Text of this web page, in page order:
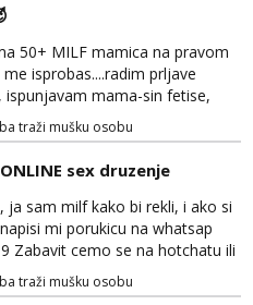
50+ MILF mamica na pravom
isprobas....radim prljave
ispunjavam mama-sin fetise,
saljem ti svoje gole
ako zelis, a mozes i dobiti gacice
me zamolis... 🔥🫦 NE RADIM
na wapp 091 548 3275,
da ispunim sve tvoje zelje 😽
traži mušku osobu
sex druzenje
ja sam milf kako bi rekli, i ako si
mi porukicu na whatsap
Zabavit cemo se na hotchatu ili
a saljem i gacice i gole slikice :)
traži mušku osobu